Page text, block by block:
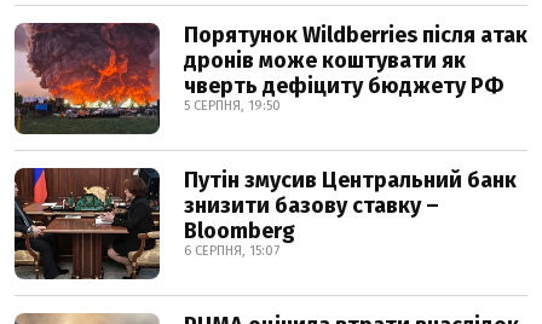
Порятунок Wildberries після атак
дронів може коштувати як
чверть дефіциту бюджету РФ
5 СЕРПНЯ, 19:50
Путін змусив Центральний банк
знизити базову ставку –
Bloomberg
6 СЕРПНЯ, 15:07